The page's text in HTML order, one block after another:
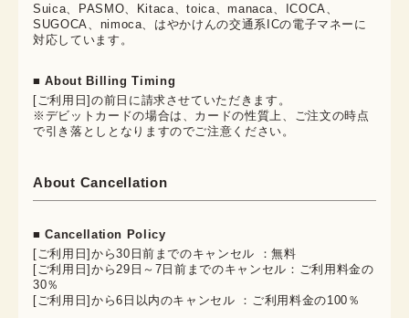
Suica、PASMO、Kitaca、toica、manaca、ICOCA、
SUGOCA、nimoca、はやかけんの交通系ICの電子マネーに
対応しています。
■ About Billing Timing
[ご利用日]の前日に請求させていただきます。
※デビットカードの場合は、カードの性質上、ご注文の時点
で引き落としとなりますのでご注意ください。
About Cancellation
■ Cancellation Policy
[ご利用日]から30日前までのキャンセル ：無料
[ご利用日]から29日～7日前までのキャンセル：ご利用料金の
30％
[ご利用日]から6日以内のキャンセル ：ご利用料金の100％